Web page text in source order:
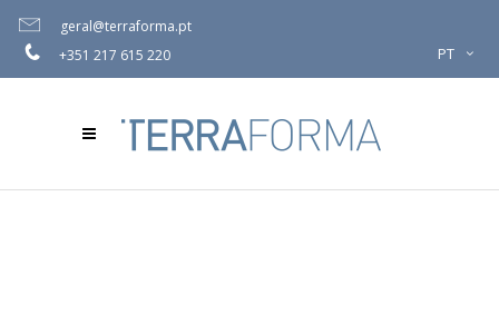
geral@terraforma.pt
+351 217 615 220
PT